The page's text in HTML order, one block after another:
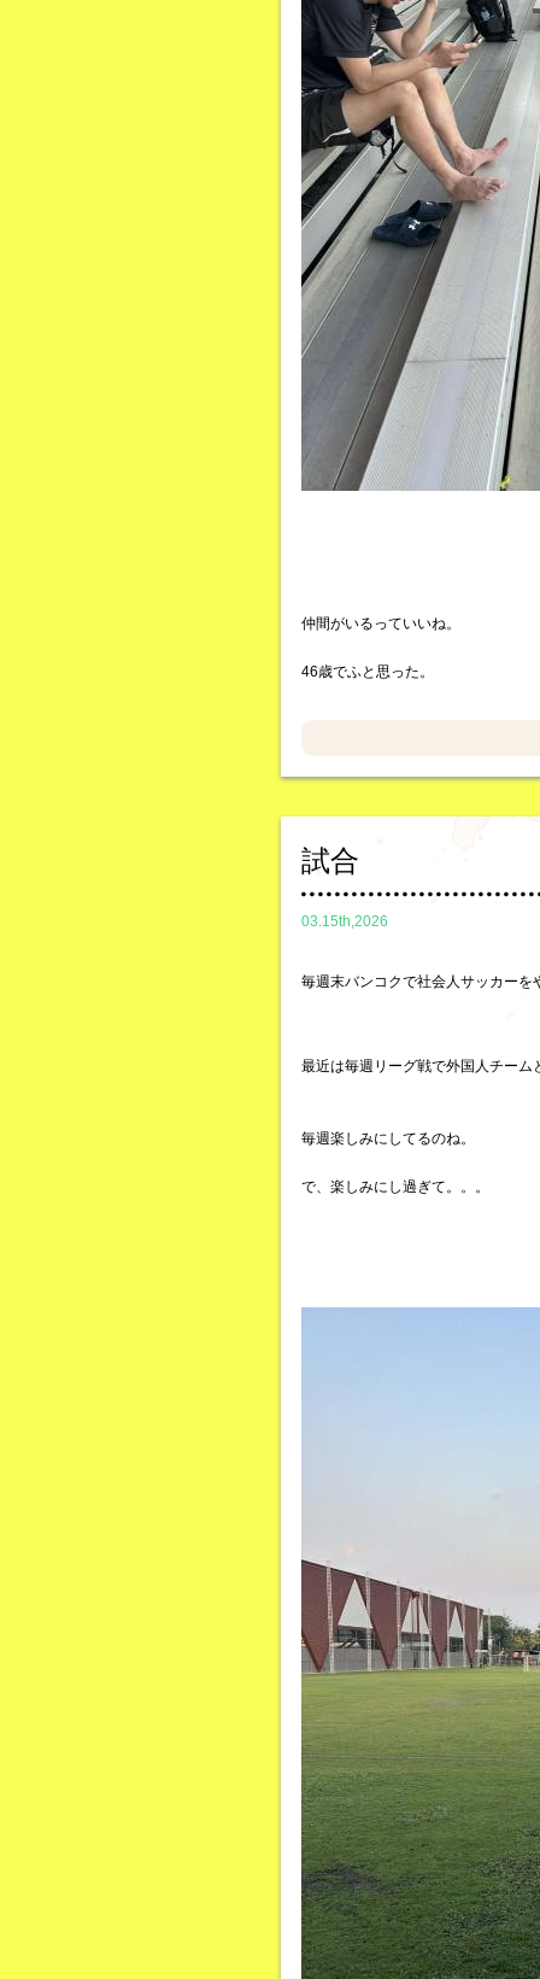
仲間がいるっていいね。
46歳でふと思った。
試合
03.15th,2026
毎週末バンコクで社会人サッカーを
最近は毎週リーグ戦で外国人チーム
毎週楽しみにしてるのね。
で、楽しみにし過ぎて。。。